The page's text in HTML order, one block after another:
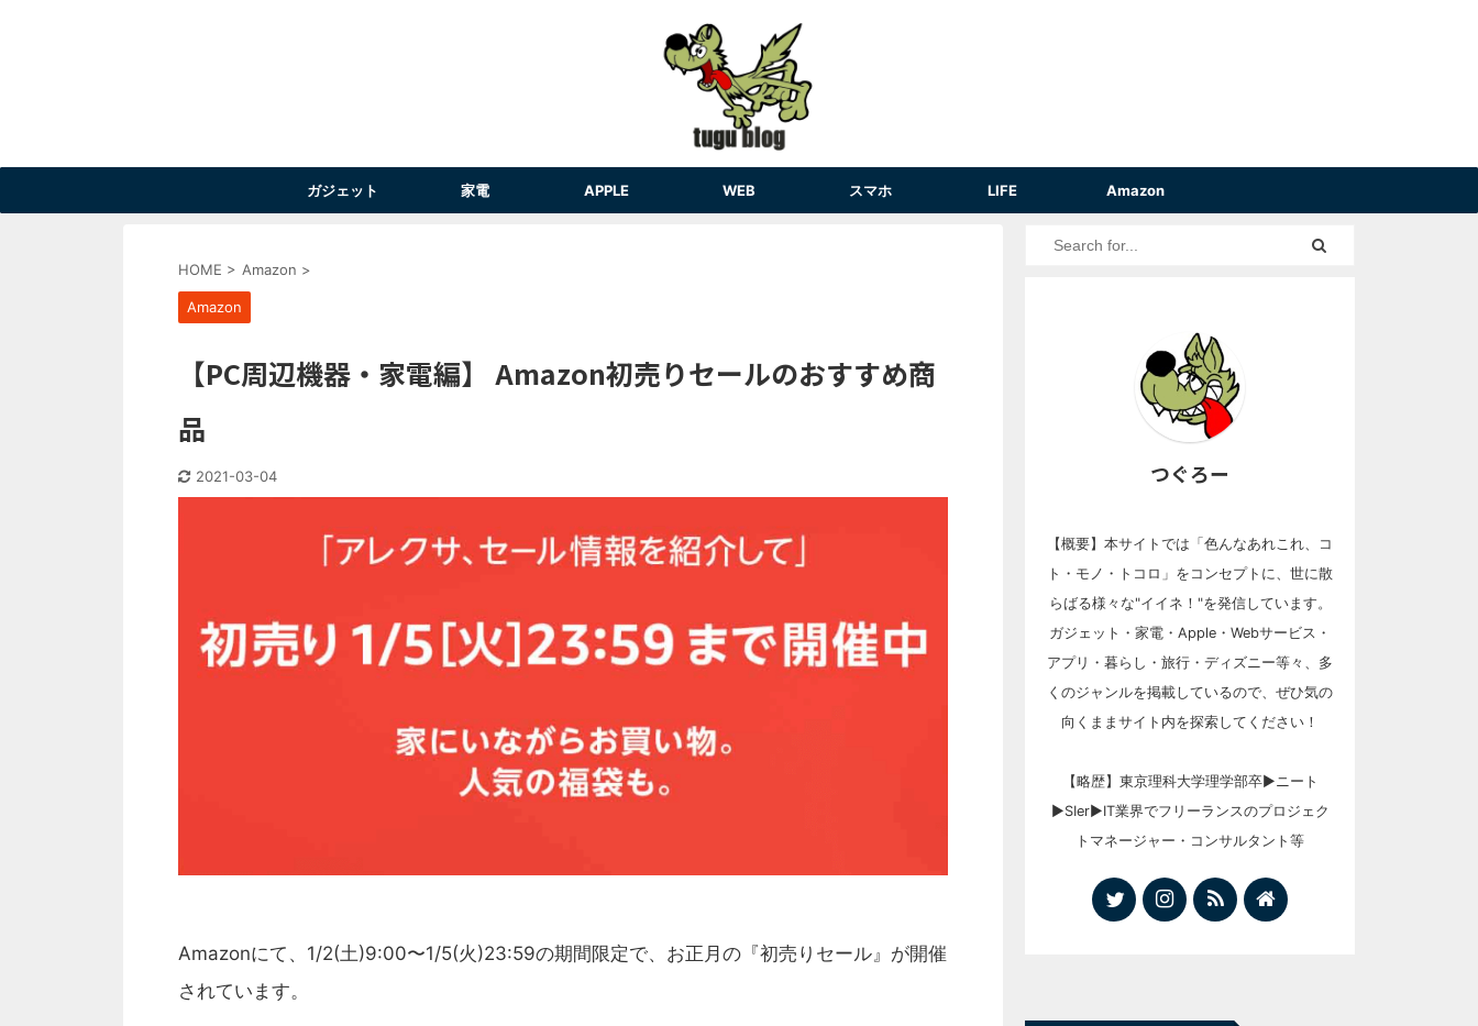
ガジェット 家電 APPLE WEB スマホ LIFE Amazon
HOME > Amazon >
Amazon
【PC周辺機器・家電編】 Amazon初売りセールのおすすめ商
品
2021-03-04
Amazonにて、1/2(土)9:00〜1/5(火)23:59の期間限定で、お正月の『初売りセール』が開催
されています。
つぐろー
【概要】本サイトでは「色んなあれこれ、コ
ト・モノ・トコロ」をコンセプトに、世に散
らばる様々な"イイネ！"を発信しています。
ガジェット・家電・Apple・Webサービス・
アプリ・暮らし・旅行・ディズニー等々、多
くのジャンルを掲載しているので、ぜひ気の
向くままサイト内を探索してください！
【略歴】東京理科大学理学部卒▶︎ニート
▶︎SIer▶︎IT業界でフリーランスのプロジェク
トマネージャー・コンサルタント等